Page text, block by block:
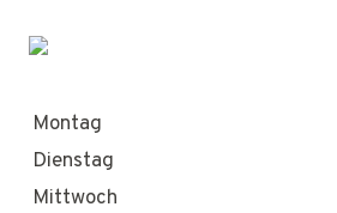
Montag
Dienstag
Mittwoch